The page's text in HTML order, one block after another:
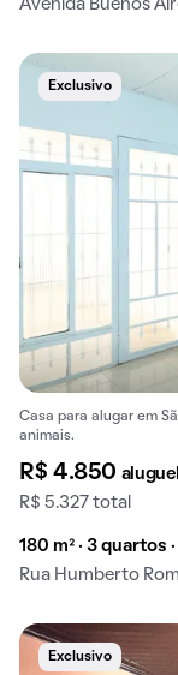
Avenida Buenos
Exclusivo
Casa para alugar em
animais.
R$ 4.850 aluguel
R$ 5.327 total
180 m² · 3 quartos
Rua Humberto
Exclusivo